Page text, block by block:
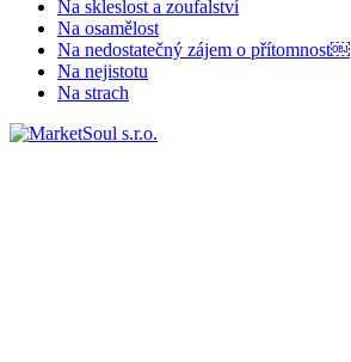
Na skleslost a zoufalství
Na osamělost
Na nedostatečný zájem o přítomnost￼
Na nejistotu
Na strach